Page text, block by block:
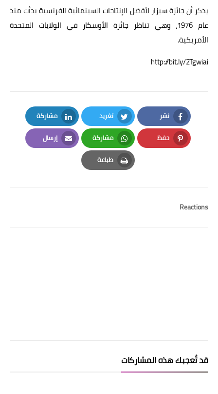
يذكر أن جائزة سيزار لأفضل الإنتاجات السينمائية الفرنسية بدأت منذ
عام 1976، وهي تناظر جائزة الأوسكار في الولايات المتحدة
الأمريكية.
http://bit.ly/2Tgwiai
نشر
Facebook
تغريد
Twitter
مشاركة
LinkedIn
حفظ
Pinterest
مشاركة
Whatsapp
إرسال
Email
طباعة
Print
Reactions
قد تُعجبك هذه المشاركات